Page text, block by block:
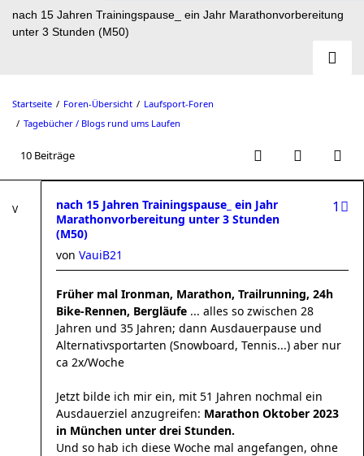
nach 15 Jahren Trainingspause_ ein Jahr Marathonvorbereitung
unter 3 Stunden (M50)
Startseite Foren-Übersicht
Laufsport-Foren
Tagebücher / Blogs rund ums Laufen
10 Beiträge
nach 15 Jahren Trainingspause_ ein Jahr
Marathonvorbereitung unter 3 Stunden
(M50)
1
von VauiB21
Früher mal Ironman, Marathon, Trailrunning, 24h
Bike-Rennen, Bergläufe ... alles so zwischen 28
Jahren und 35 Jahren; dann Ausdauerpause und
Alternativsportarten (Snowboard, Tennis...) aber nur
ca 2x/Woche
Jetzt bilde ich mir ein, mit 51 Jahren nochmal ein
Ausdauerziel anzugreifen: Marathon Oktober 2023
in München unter drei Stunden.
Und so hab ich diese Woche mal angefangen, ohne